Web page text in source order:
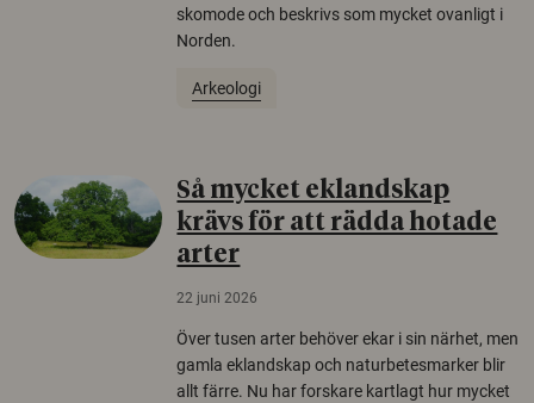
skomode och beskrivs som mycket ovanligt i
Norden.
Arkeologi
Så mycket eklandskap
krävs för att rädda hotade
arter
22 juni 2026
Över tusen arter behöver ekar i sin närhet, men
gamla eklandskap och naturbetesmarker blir
allt färre. Nu har forskare kartlagt hur mycket